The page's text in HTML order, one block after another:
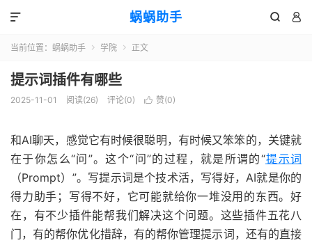
蜗蜗助手  

当前位置： 蜗蜗助手  学院  正文
提示词插件有哪些
2025-11-01 阅读(26) 评论(0)  赞(0)
和AI聊天，感觉它有时候很聪明，有时候又笨笨的，关键就
在于你怎么“问”。这个“问”的过程，就是所谓的“提示词
（Prompt）”。写提示词是个技术活，写得好，AI就是你的
得力助手；写得不好，它可能就给你一堆没用的东西。好
在，有不少插件能帮我们解决这个问题。这些插件五花八
门，有的帮你优化措辞，有的帮你管理提示词，还有的直接